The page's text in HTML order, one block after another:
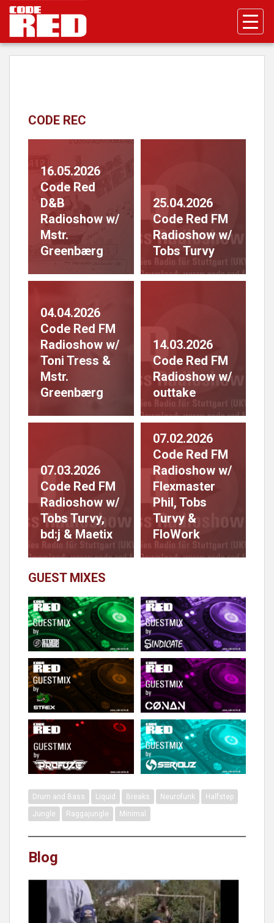
p
CODE REC
16.05.2026
Code Red
D&B
Radioshow w/
Mstr.
Greenbærg
25.04.2026
Code Red FM
Radioshow w/
Tobs Turvy
04.04.2026
Code Red FM
Radioshow w/
Toni Tress &
Mstr.
Greenbærg
14.03.2026
Code Red FM
Radioshow w/
outtake
07.03.2026
Code Red FM
Radioshow w/
Tobs Turvy,
bd:j & Maetix
07.02.2026
Code Red FM
Radioshow w/
Flexmaster
Phil, Tobs
Turvy &
FloWork
GUEST MIXES
Drum and Bass Liquid Breaks Neurofunk
Halfstep
Jungle
Raggajungle Minimal
Blog